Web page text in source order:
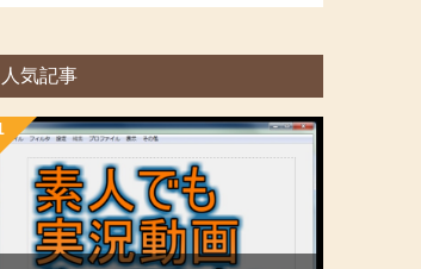
人気記事